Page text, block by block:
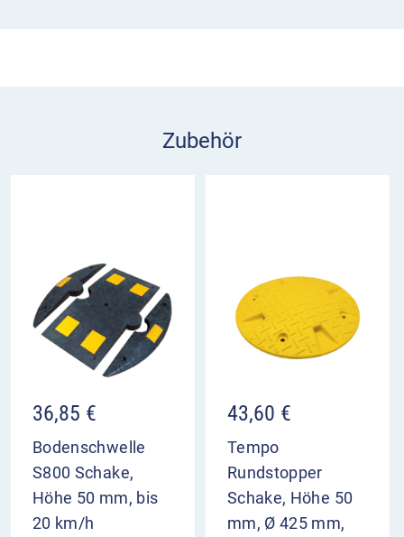
Der Kleber für Geschwindigkeitshemmer lässt sich
bei Temperaturen von +5 bis +35°C verarbeiten.
Bitte vermeiden Sie direkten Hautkontakt mit dem
1-K Kleber und beachten Sie die
Sicherheitshinweise
Zubehör
36,85 €
Bodenschwelle
S800 Schake,
Höhe 50 mm, bis
20 km/h
43,60 €
Tempo
Rundstopper
Schake, Höhe 50
mm, Ø 425 mm,